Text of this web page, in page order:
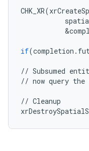
CHK_XR(
&
if(completion .
// Subsumed
// now query the
// Cleanup